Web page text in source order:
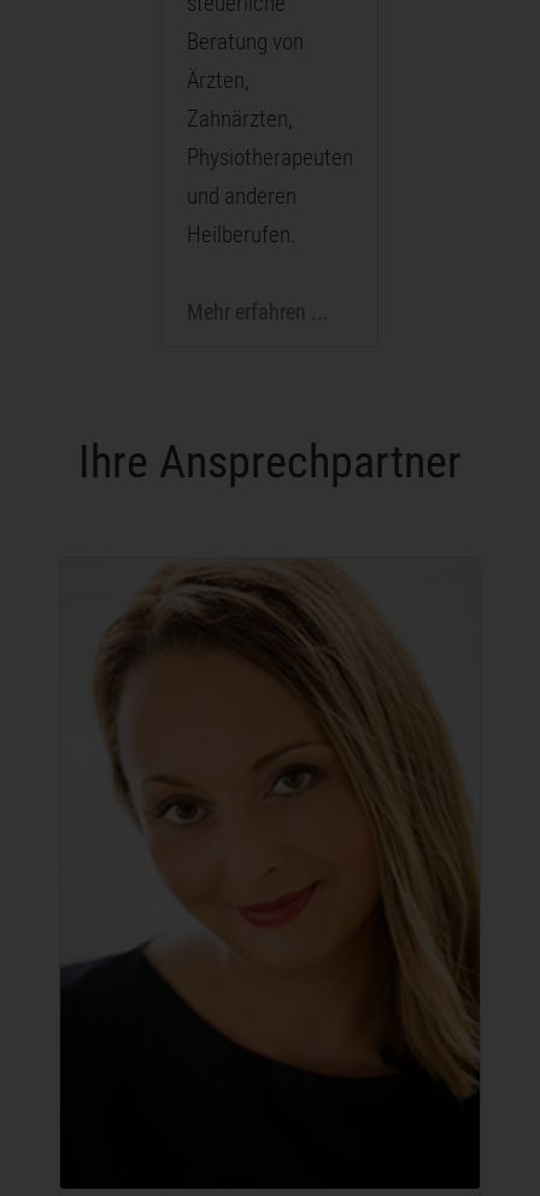
Beratung von
Ärzten,
Zahnärzten,
Physiotherapeuten
und anderen
Heilberufen.
Mehr erfahren ...
Ihre Ansprechpartner